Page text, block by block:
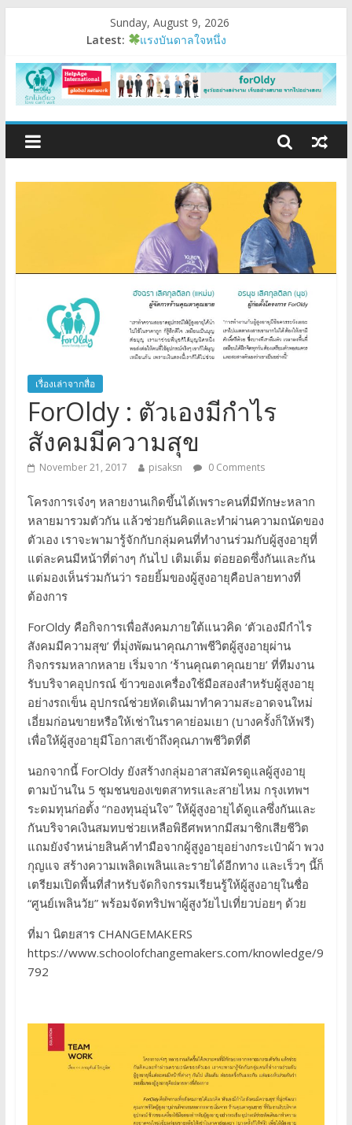
Sunday, August 9, 2026
Latest:
แรงบันดาลใจหนึ่ง
อบรมเสริมสมรรถนะ
มนุษย์ต่างวัย
Fest 2026
เรื่องเล่าจากสื่อ
ForOldy : ตัวเองมีกำไร
สังคมมีความสุข
November 21, 2017 pisaksn 0 Comments
โครงการเจ๋งๆ หลายงานเกิดขึ้นได้เพราะคนที่มีทักษะหลาก
หลายมารวมตัวกัน แล้วช่วยกันคิดและทำผ่านความถนัดของ
ตัวเอง เราจะพามารู้จักกับกลุ่มคนที่ทำงานร่วมกับผู้สูงอายุที่
แต่ละคนมีหน้าที่ต่างๆ กันไป เติมเต็ม ต่อยอดซึ่งกันและกัน
แต่มองเห็นร่วมกันว่า รอยยิ้มของผู้สูงอายุคือปลายทางที่
ต้องการ
ForOldy คือกิจการเพื่อสังคมภายใต้แนวคิด ‘ตัวเองมีกำไร
สังคมมีความสุข’ ที่มุ่งพัฒนาคุณภาพชีวิตผู้สูงอายุผ่าน
กิจกรรมหลากหลาย เริ่มจาก ‘ร้านคุณตาคุณยาย’ ที่ทีมงาน
รับบริจาคอุปกรณ์ ข้าวของเครื่องใช้มือสองสำหรับผู้สูงอายุ
อย่างรถเข็น อุปกรณ์ช่วยหัดเดินมาทำความสะอาดจนใหม่
เอี่ยมก่อนขายหรือให้เช่าในราคาย่อมเยา (บางครั้งก็ให้ฟรี)
เพื่อให้ผู้สูงอายุมีโอกาสเข้าถึงคุณภาพชีวิตที่ดี
นอกจากนี้ ForOldy ยังสร้างกลุ่มอาสาสมัครดูแลผู้สูงอายุ
ตามบ้านใน 5 ชุมชนของเขตสาทรและสายไหม กรุงเทพฯ
ระดมทุนก่อตั้ง “กองทุนอุ่นใจ” ให้ผู้สูงอายุได้ดูแลซึ่งกันและ
กันบริจาคเงินสมทบช่วยเหลือพิธีศพหากมีสมาชิกเสียชีวิต
แถมยังจำหน่ายสินค้าทำมือจากผู้สูงูอายุอย่างกระเป๋าผ้า พวง
กุญแจ สร้างความเพลิดเพลินและรายได้อีกทาง และเร็วๆ นี้ก็
เตรียมเปิดพื้นที่สำหรับจัดกิจกรรมเรียนรู้ให้ผู้สูงอายุในชื่อ
“ศูนย์เพลินวัย” พร้อมจัดทริปพาผู้สูงวัยไปเที่ยวบ่อยๆ ด้วย
ที่มา นิตยสาร CHANGEMAKERS
https://www.schoolofchangemakers.com/knowledge/9
792